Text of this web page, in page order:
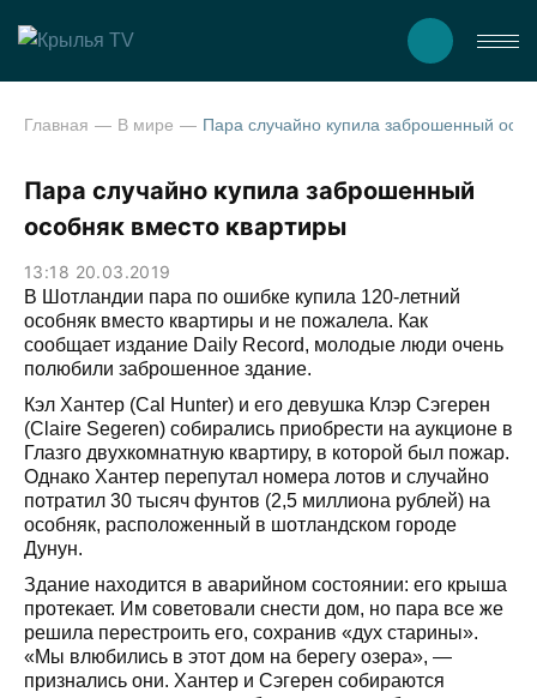
Главная В мире
Пара случайно купила заброшенный
особняк вместо квартиры
13:18 20.03.2019
В Шотландии пара по ошибке купила 120-летний
особняк вместо квартиры и не пожалела. Как
сообщает издание Daily Record, молодые люди очень
полюбили заброшенное здание.
Кэл Хантер (Cal Hunter) и его девушка Клэр Сэгерен
(Claire Segeren) собирались приобрести на аукционе в
Глазго двухкомнатную квартиру, в которой был пожар.
Однако Хантер перепутал номера лотов и случайно
потратил 30 тысяч фунтов (2,5 миллиона рублей) на
особняк, расположенный в шотландском городе
Дунун.
Здание находится в аварийном состоянии: его крыша
протекает. Им советовали снести дом, но пара все же
решила перестроить его, сохранив «дух старины».
«Мы влюбились в этот дом на берегу озера», —
признались они. Хантер и Сэгерен собираются